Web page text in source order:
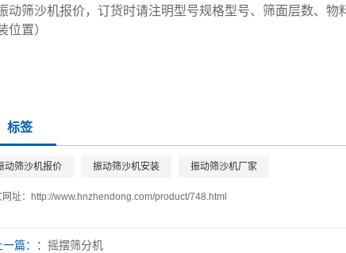
动筛沙机报价，订货时请注明型号规格型号、筛面层数、
位置）
标签
动筛沙机报价 振动筛沙机安装 振动筛沙机厂家
址： http://www.hnzhendong.com/product/748.html
一篇： 摇摆筛分机